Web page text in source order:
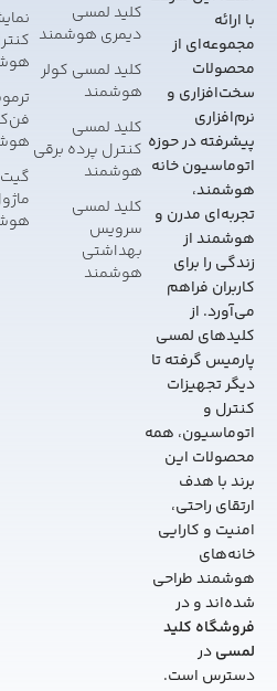
با ارائه
مجموعه‌ای از
محصولات
سخت‌افزاری و
نرم‌افزاری
پیشرفته در حوزه
اتوماسیون خانه
هوشمند،
تجربه‌ای مدرن و
هوشمند از
زندگی را برای
کاربران فراهم
می‌آورد. از
کلیدهای لمسی
پارمیس گرفته تا
دیگر تجهیزات
کنترل و
اتوماسیون، همه
محصولات این
برند با هدف
ارتقای راحتی،
امنیت و کارایی
خانه‌های
هوشمند طراحی
شده‌اند و در
فروشگاه کلید
لمسیدر
دسترس است.
کلید لمسی
دیمری هوشمند
کلید لمسی کولر
هوشمند
کلید لمسی
کنترل پرده برقی
هوشمند
کلید لمسی
سرویس
بهداشتی
هوشمند